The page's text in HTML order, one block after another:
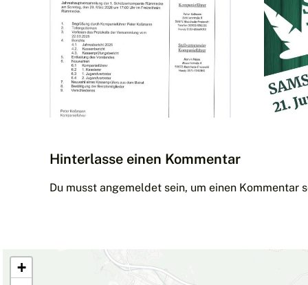
Sommerfest
der 1.
Kompanie am
21. Und
22.06.25
Hinterlasse einen Kommentar
Du musst angemeldet sein, um einen Kommentar
+